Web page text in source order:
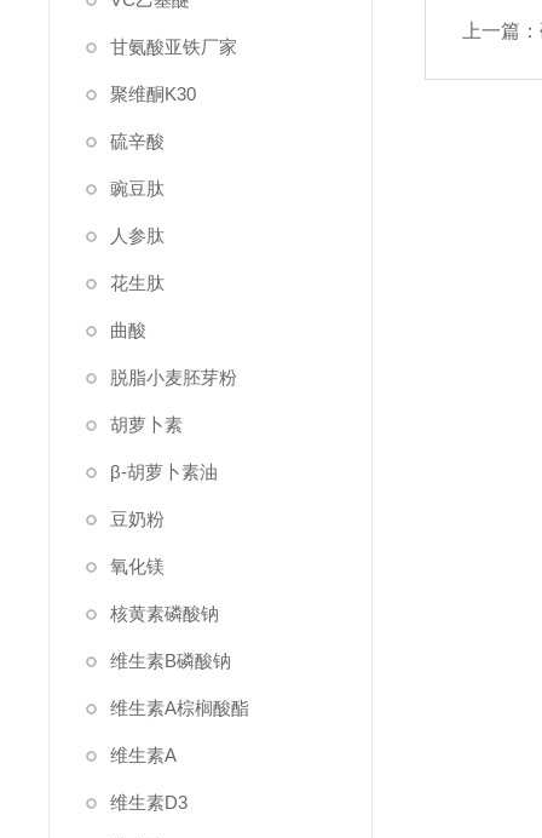
甘氨酸亚铁厂家
聚维酮K30
硫辛酸
豌豆肽
人参肽
花生肽
曲酸
脱脂小麦胚芽粉
胡萝卜素
β-胡萝卜素油
豆奶粉
氧化镁
核黄素磷酸钠
维生素B磷酸钠
维生素A棕榈酸酯
维生素A
维生素D3
上一篇：